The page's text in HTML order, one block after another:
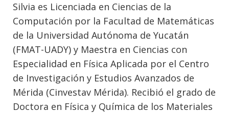
Silvia es Licenciada en Ciencias de la
Computación por la Facultad de Matemáticas
de la Universidad Autónoma de Yucatán
(FMAT-UADY) y Maestra en Ciencias con
Especialidad en Física Aplicada por el Centro
de Investigación y Estudios Avanzados de
Mérida (Cinvestav Mérida). Recibió el grado de
Doctora en Física y Química de los Materiales